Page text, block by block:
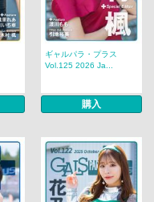
ギャルパラ・プラス
Vol.125 2026 Ja...
購入